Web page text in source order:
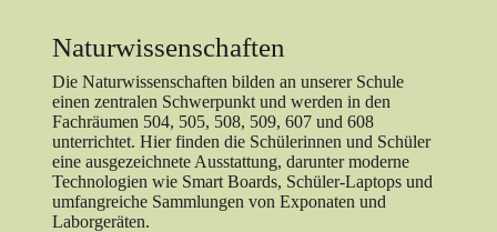
Naturwissenschaften
Die Naturwissenschaften bilden an unserer Schule
einen zentralen Schwerpunkt und werden in den
Fachräumen 504, 505, 508, 509, 607 und 608
unterrichtet. Hier finden die Schülerinnen und Schüler
eine ausgezeichnete Ausstattung, darunter moderne
Technologien wie Smart Boards, Schüler-Laptops und
umfangreiche Sammlungen von Exponaten und
Laborgeräten.